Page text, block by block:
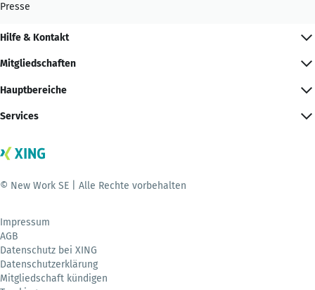
Presse
Hilfe & Kontakt
Mitgliedschaften
Hauptbereiche
Services
© New Work SE | Alle Rechte vorbehalten
Impressum
AGB
Datenschutz bei XING
Datenschutzerklärung
Mitgliedschaft kündigen